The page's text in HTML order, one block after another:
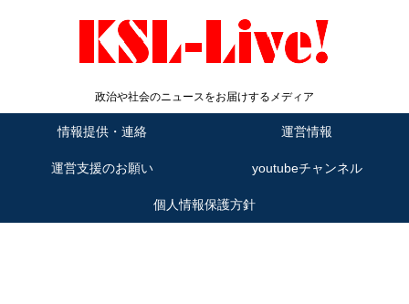
政治や社会のニュースをお届けするメディア
情報提供・連絡 運営情報
運営支援のお願い youtubeチャンネル
個人情報保護方針